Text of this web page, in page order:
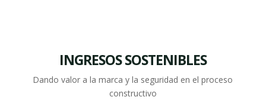
INGRESOS SOSTENIBLES
Dando valor a la marca y la seguridad en el proceso
constructivo